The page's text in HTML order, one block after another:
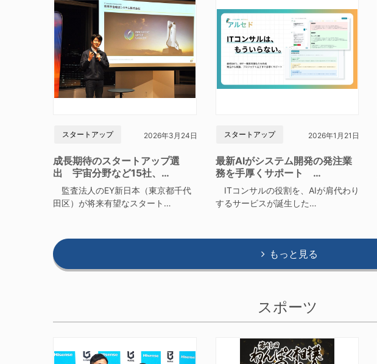
スタートアップ 2026年3月24日
成長期待のスタートアップ選
出 宇宙分野など15社、…
監査法人のEY新日本（東京都千代
田区）が将来有望なスタート…
スタートアップ 2026年1月21日
最新AIがシステム開発の発注業
務を手厚くサポート …
ITコンサルの役割を、AIが肩代わり
するサービスが誕生した…
もっと見る
スポーツ